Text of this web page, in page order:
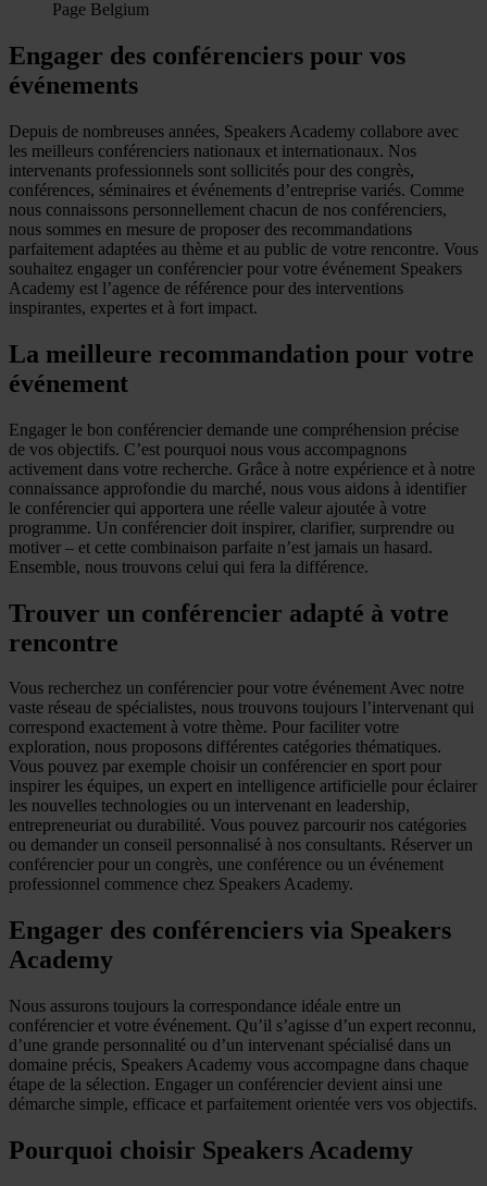
Page Belgium
Engager des conférenciers pour vos
événements
Depuis de nombreuses années, Speakers Academy collabore avec
les meilleurs conférenciers nationaux et internationaux. Nos
intervenants professionnels sont sollicités pour des congrès,
conférences, séminaires et événements d’entreprise variés. Comme
nous connaissons personnellement chacun de nos conférenciers,
nous sommes en mesure de proposer des recommandations
parfaitement adaptées au thème et au public de votre rencontre. Vous
souhaitez engager un conférencier pour votre événement Speakers
Academy est l’agence de référence pour des interventions
inspirantes, expertes et à fort impact.
La meilleure recommandation pour votre
événement
Engager le bon conférencier demande une compréhension précise
de vos objectifs. C’est pourquoi nous vous accompagnons
activement dans votre recherche. Grâce à notre expérience et à notre
connaissance approfondie du marché, nous vous aidons à identifier
le conférencier qui apportera une réelle valeur ajoutée à votre
programme. Un conférencier doit inspirer, clarifier, surprendre ou
motiver – et cette combinaison parfaite n’est jamais un hasard.
Ensemble, nous trouvons celui qui fera la différence.
Trouver un conférencier adapté à votre
rencontre
Vous recherchez un conférencier pour votre événement Avec notre
vaste réseau de spécialistes, nous trouvons toujours l’intervenant qui
correspond exactement à votre thème. Pour faciliter votre
exploration, nous proposons différentes catégories thématiques.
Vous pouvez par exemple choisir un conférencier en sport pour
inspirer les équipes, un expert en intelligence artificielle pour éclairer
les nouvelles technologies ou un intervenant en leadership,
entrepreneuriat ou durabilité. Vous pouvez parcourir nos catégories
ou demander un conseil personnalisé à nos consultants. Réserver un
conférencier pour un congrès, une conférence ou un événement
professionnel commence chez Speakers Academy.
Engager des conférenciers via Speakers
Academy
Nous assurons toujours la correspondance idéale entre un
conférencier et votre événement. Qu’il s’agisse d’un expert reconnu,
d’une grande personnalité ou d’un intervenant spécialisé dans un
domaine précis, Speakers Academy vous accompagne dans chaque
étape de la sélection. Engager un conférencier devient ainsi une
démarche simple, efficace et parfaitement orientée vers vos objectifs.
Pourquoi choisir Speakers Academy